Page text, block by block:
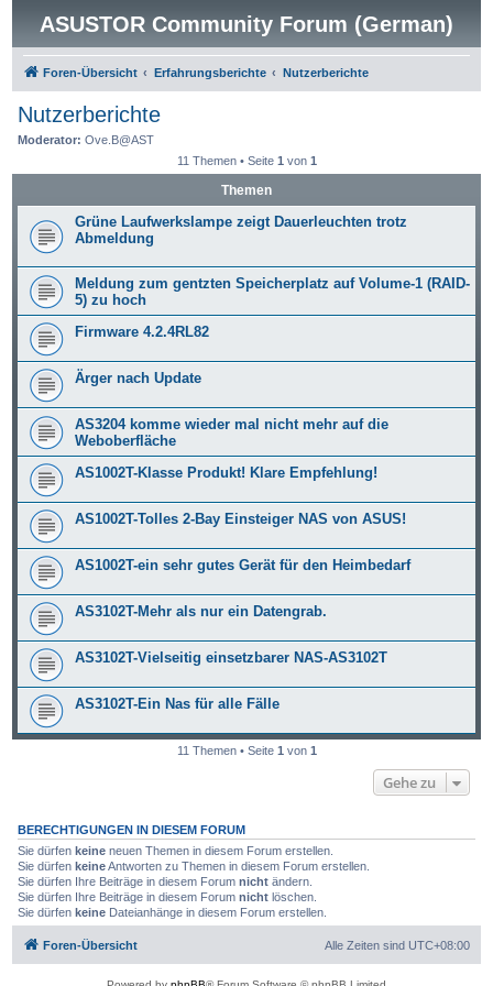
ASUSTOR Community Forum (German)
Foren-Übersicht Erfahrungsberichte Nutzerberichte
Nutzerberichte
Moderator: Ove.B@AST
11 Themen • Seite 1 von 1
Themen
Grüne Laufwerkslampe zeigt Dauerleuchten trotz
Abmeldung
Meldung zum gentzten Speicherplatz auf Volume-1 (RAID-
5) zu hoch
Firmware 4.2.4RL82
Ärger nach Update
AS3204 komme wieder mal nicht mehr auf die
Weboberfläche
AS1002T-Klasse Produkt! Klare Empfehlung!
AS1002T-Tolles 2-Bay Einsteiger NAS von ASUS!
AS1002T-ein sehr gutes Gerät für den Heimbedarf
AS3102T-Mehr als nur ein Datengrab.
AS3102T-Vielseitig einsetzbarer NAS-AS3102T
AS3102T-Ein Nas für alle Fälle
11 Themen • Seite 1 von 1
Gehe zu
BERECHTIGUNGEN IN DIESEM FORUM
Sie dürfen keineneuen Themen in diesem Forum erstellen.
Sie dürfen keineAntworten zu Themen in diesem Forum erstellen.
Sie dürfen Ihre Beiträge in diesem Forum nichtändern.
Sie dürfen Ihre Beiträge in diesem Forum nichtlöschen.
Sie dürfen keineDateianhänge in diesem Forum erstellen.
Foren-Übersicht Alle Zeiten sind UTC+08:00